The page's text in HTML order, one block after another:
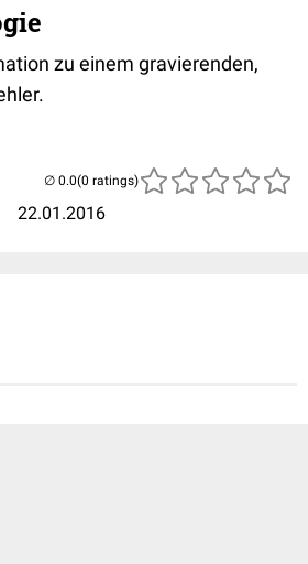
zu einem gravierenden,
22.01.2016
(0 ratings)